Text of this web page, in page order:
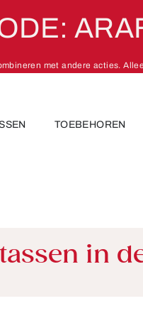
met andere acties.
TOEBEHOREN
in